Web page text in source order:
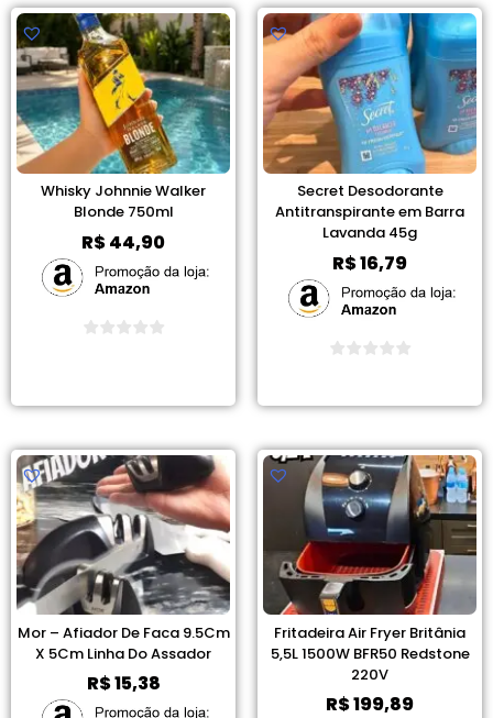
Whisky Johnnie Walker
Blonde 750ml
R$44,90
Secret Desodorante
Antitranspirante em Barra
Lavanda 45g
R$16,79
Mor – Afiador De Faca 9.5Cm
X 5Cm Linha Do Assador
R$15,38
Fritadeira Air Fryer Britânia
5,5L 1500W BFR50 Redstone
220V
R$199,89